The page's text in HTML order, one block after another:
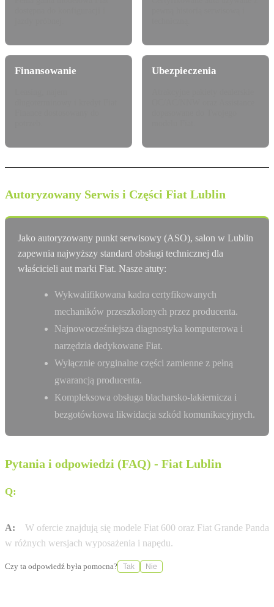
Finansowanie Ubezpieczenia
Autoryzowany Serwis i Części Fiat Lublin
Jako autoryzowany punkt serwisowy (ASO), salon w Lublin
zapewnia najwyższy standard obsługi technicznej dla
właścicieli aut marki Fiat. Nasze atuty:
Wykwalifikowana kadra certyfikowanych
mechaników przeszkolonych przez producenta.
Najnowocześniejsza diagnostyka komputerowa i
narzędzia dedykowane Fiat.
Wyłącznie oryginalne części zamienne z pełną
gwarancją producenta.
Kompleksowa obsługa blacharsko-lakiernicza i
bezgotówkowa likwidacja szkód komunikacyjnych.
Pytania i odpowiedzi (FAQ) - Fiat Lublin
Q:
A:
W ofercie znajdują się modele Fiat 600 oraz Fiat Grande Panda
w różnych wersjach wyposażenia i napędu.
Czy ta odpowiedź była pomocna? Tak Nie